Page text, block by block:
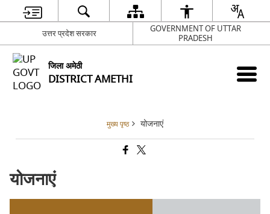
उत्तर प्रदेश सरकार
GOVERNMENT OF UTTAR
PRADESH
जिला अमेठी
DISTRICT AMETHI
मुख्य पृष्ठ योजनाएं
योजनाएं